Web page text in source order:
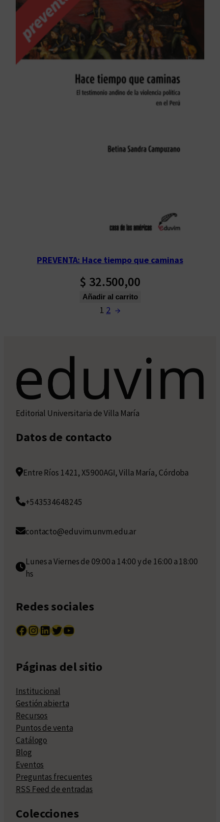
PREVENTA: Hace tiempo que caminas
$ 32.500,00
Añadir al carrito
1 2 →
Editorial Universitaria de Villa María
Datos de contacto
Entre Ríos 1421, X5900AGI, Villa María, Córdoba
+543534648245
contacto@eduvim.unvm.edu.ar
Lunes a Viernes de 09:00 a 14:00 y de 16:00 a 18:00
hs
Redes sociales
Facebook InstagramLinkedIn Twitter YouTube
Páginas del sitio
Institucional
Gestión abierta
Recursos
Puntos de venta
Catálogo
Blog
Eventos
Preguntas frecuentes
RSS Feed de entradas
Colecciones